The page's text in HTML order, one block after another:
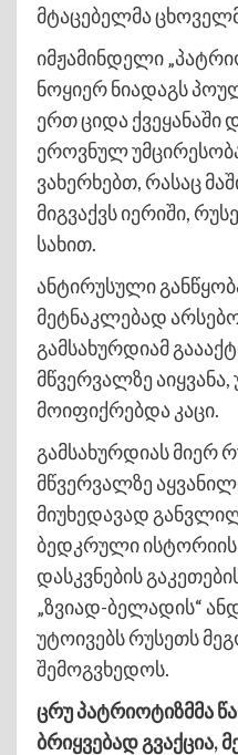
მტაცებელმა
იმჟამინდელი
ნოყიერ ნიადაგს
ერთ ციდა ქვეყანაში
ეროვნულ
ვახერხებთ, რასაც
მიგვაქვს იერიში,
სახით.
ანტირუსული
მეტნაკლებად
გამსახურდიამ
მწვერვალზე
მოიფიქრებდა კაცი.
გამსახურდიას მიერ
მწვერვალზე
მიუხედავად
ბედკრული
დასკვნების
„ზვიად-ბელადის“
უტოივებს რუსეთს
შემოგვხედოს.
ცრუ პატრიოტიზმმა
ბრიყვებად გვაქცია,